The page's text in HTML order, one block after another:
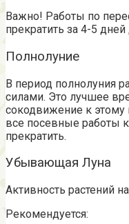
Важно! Работы по
прекратить за 4-5
Полнолуние
В период полнолуния
силами. Это лучшее
сокодвижение к этому
все посевные работы
прекратить.
Убывающая Луна
Активность растений
Рекомендуется: